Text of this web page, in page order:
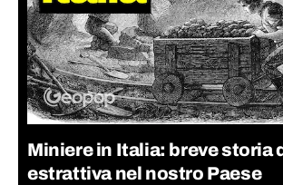
Miniere in Italia: breve storia
estrattiva nel nostro Paese